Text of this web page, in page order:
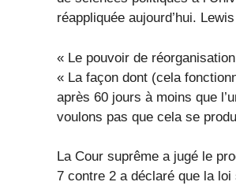
réappliquée aujourd’hui.
« Le pouvoir de
« La façon dont (cela
après 60 jours à moins que
voulons pas que cela se
La Cour suprême a jugé le
7 contre 2 a déclaré que la